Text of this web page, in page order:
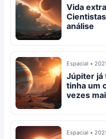
Vida
análise
Espacial •
Júpiter já
tinha um
vezes
Espacial •